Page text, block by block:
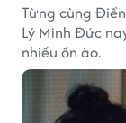
Từng cùng
Lý Minh Đức
nhiều ồn ào.